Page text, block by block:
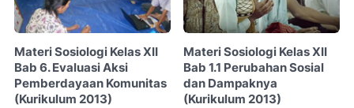
Materi Sosiologi Kelas XII
Bab 6. Evaluasi Aksi
Pemberdayaan Komunitas
(Kurikulum 2013)
Materi Sosiologi Kelas XII
Bab 1.1 Perubahan Sosial
dan Dampaknya
(Kurikulum 2013)